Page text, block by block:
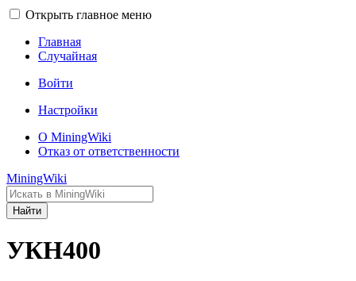
Открыть главное меню
Главная
Случайная
Войти
Настройки
О MiningWiki
Отказ от ответственности
MiningWiki
Найти
УКН400